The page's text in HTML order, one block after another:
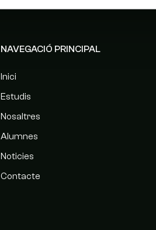
NAVEGACIÓ PRINCIPAL
Inici
Estudis
Nosaltres
Alumnes
Noticies
Contacte